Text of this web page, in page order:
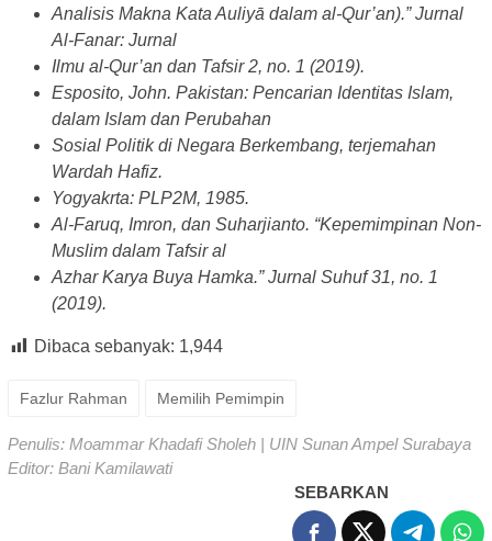
Analisis Makna Kata Auliyā dalam al-Qur’an).” Jurnal
Al-Fanar: Jurnal
Ilmu al-Qur’an dan Tafsir 2, no. 1 (2019).
Esposito, John. Pakistan: Pencarian Identitas Islam,
dalam Islam dan Perubahan
Sosial Politik di Negara Berkembang, terjemahan
Wardah Hafiz.
Yogyakrta: PLP2M, 1985.
Al-Faruq, Imron, dan Suharjianto. “Kepemimpinan Non-
Muslim dalam Tafsir al
Azhar Karya Buya Hamka.” Jurnal Suhuf 31, no. 1
(2019).
Dibaca sebanyak: 1,944
Fazlur Rahman Memilih Pemimpin
Penulis: Moammar Khadafi Sholeh | UIN Sunan Ampel Surabaya
Editor: Bani Kamilawati
SEBARKAN